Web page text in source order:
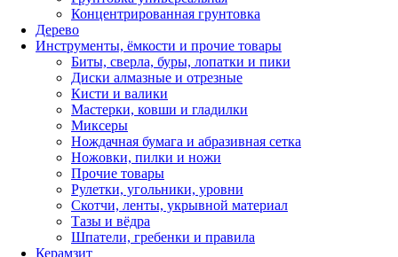
Концентрированная грунтовка
Дерево
Инструменты, ёмкости и прочие товары
Биты, сверла, буры, лопатки и пики
Диски алмазные и отрезные
Кисти и валики
Мастерки, ковши и гладилки
Миксеры
Нождачная бумага и абразивная сетка
Ножовки, пилки и ножи
Прочие товары
Рулетки, угольники, уровни
Скотчи, ленты, укрывной материал
Тазы и вёдра
Шпатели, гребенки и правила
Керамзит